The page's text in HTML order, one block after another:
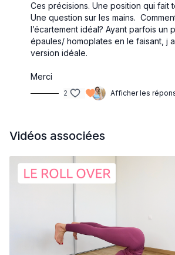
Ces précisions. Une position qui fait
Une question sur les mains.
l’écartement idéal? Ayant parfois un
épaules/ homoplates en le faisant, j
version idéale.
Merci
2 Afficher les
Vidéos associées